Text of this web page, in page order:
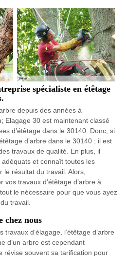
spécialiste en étêtage
depuis des années à
Elagage 30 est maintenant classé
d’étêtage dans le 30140. Donc, si
d’arbre dans le 30140 ; il est
travaux de qualité. En plus, il
et connaît toutes les
le résultat du travail. Alors,
vos travaux d’étêtage d’arbre à
le nécessaire pour que vous ayez
travail.
chez nous
d’élagage, l’étêtage d’arbre
d’un arbre est cependant
révise souvent sa tarification pour